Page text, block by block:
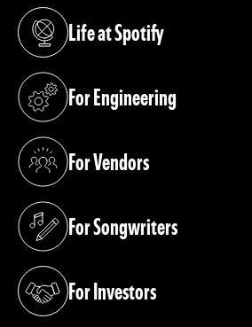
Life at Spotify
(opens in a new tab)
For Engineering
(opens in a new tab)
For Vendors
(opens in a new tab)
For Songwriters
(opens in a new tab)
For Investors
(opens in a new tab)